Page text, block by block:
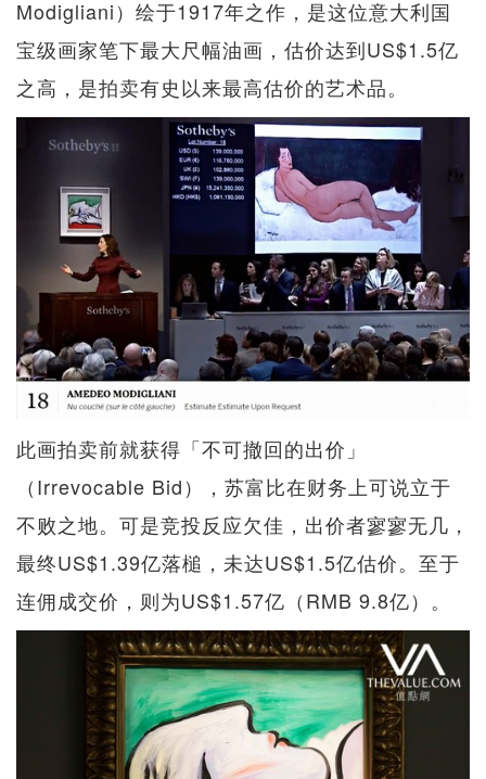
Modigliani）绘于1917年之作，是这位意大利国
宝级画家笔下最大尺幅油画，估价达到US$1.5亿
之高，是拍卖有史以来最高估价的艺术品。
此画拍卖前就获得「不可撤回的出价」
（Irrevocable Bid），苏富比在财务上可说立于
不败之地。可是竞投反应欠佳，出价者寥寥无几，
最终US$1.39亿落槌，未达US$1.5亿估价。至于
连佣成交价，则为US$1.57亿（RMB 9.8亿）。